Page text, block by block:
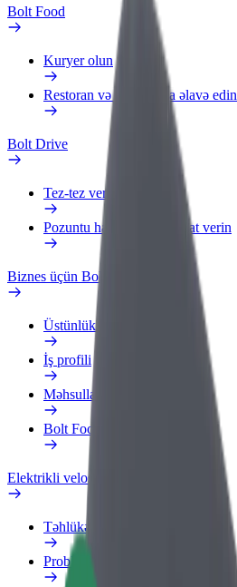
Bolt Food
Kuryer olun
Restoran və ya mağaza əlavə edin
Bolt Drive
Tez-tez verilən suallar
Pozuntu haqqında məlumat verin
Biznes üçün Bolt
Üstünlüklər
İş profili
Məhsullar
Bolt Food for Business
Elektrikli velosipedlər
Təhlükəsizlik Laboratoriyası
Problemi bildir